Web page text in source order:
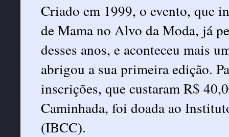
Criado em 1999, o evento, que
de Mama no Alvo da Moda, já
desses anos, e aconteceu mais
abrigou a sua primeira edição.
inscrições, que custaram R$
Caminhada, foi doada ao
(IBCC).